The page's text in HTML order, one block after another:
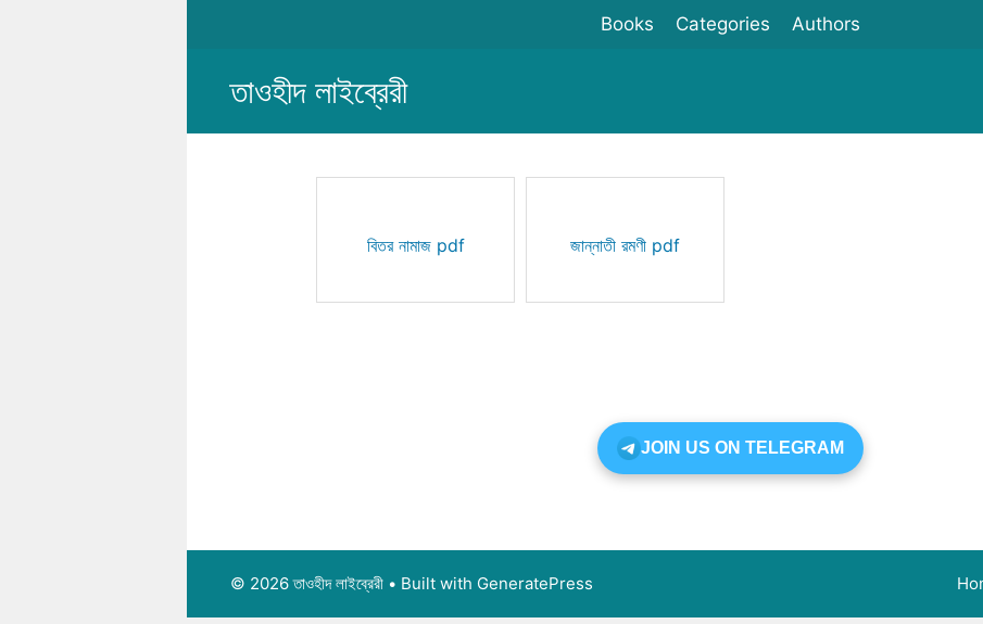
Books Categories Authors
তাওহীদ লাইব্রেরী
বিতর নামাজ pdf জান্নাতী রমণী pdf
JOIN US ON TELEGRAM
© 2026 তাওহীদ লাইব্রেরী • Built with GeneratePress